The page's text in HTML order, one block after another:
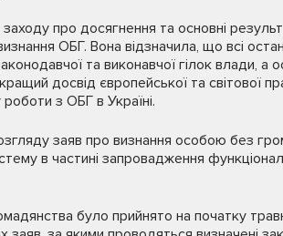
про досягнення та основні
ОБГ. Вона відзначила, що всі
та виконавчої гілок влади, а
досвід європейської та світової
з ОБГ в Україні.
заяв про визнання особою без
в частині запровадження
було прийнято на початку